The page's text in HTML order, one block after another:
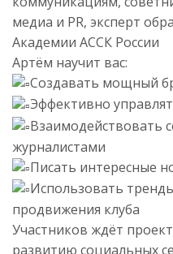
медиа и PR, эксперт
Академии АССК России
Артём научит вас:
Создавать мощный
Эффективно
Взаимодействовать
журналистами
Писать интересные
Использовать
продвижения клуба
Участников ждёт
развитию социальных